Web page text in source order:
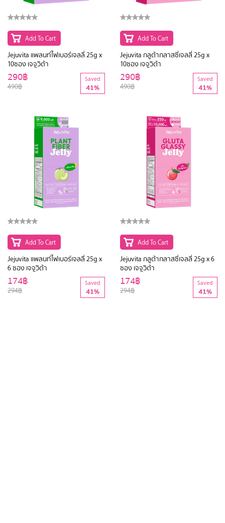
Add To Cart
Jejuvita แพลนท์ไฟเบอร์เจลลี่ 25g x
10ซอง เจจูวิต้า
490฿
290฿ Saved
41%
Add To Cart
Jejuvita กลูต้ากลาสซี่เจลลี่ 25g x
10ซอง เจจูวิต้า
490฿
290฿ Saved
41%
Add To Cart
Jejuvita แพลนท์ไฟเบอร์เจลลี่ 25g x
6 ซอง เจจูวิต้า
294฿
174฿ Saved
41%
Add To Cart
Jejuvita กลูต้ากลาสซี่เจลลี่ 25g x 6
ซอง เจจูวิต้า
294฿
174฿ Saved
41%